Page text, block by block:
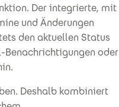
Der integrierte, mit
und Änderungen
den aktuellen Status
Benachrichtigungen oder
Deshalb kombiniert